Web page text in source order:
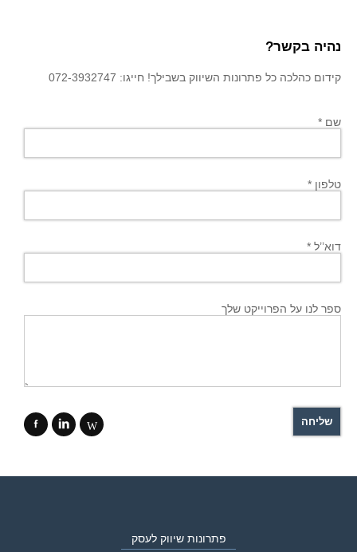
נהיה בקשר?
קידום כהלכה כל פתרונות השיווק בשבילך! חייגו: 072-3932747
שם *
טלפון *
דוא’’ל *
ספר לנו על הפרוייקט שלך
f i W
פתרונות שיווק לעסק